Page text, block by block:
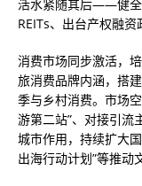
活水紧随其后——健全
REITs、出台产权融资
消费市场同步激活，
旅消费品牌内涵，搭
季与乡村消费。市场
游第二站”、对接引流
城市作用，持续扩大
出海行动计划”等推动